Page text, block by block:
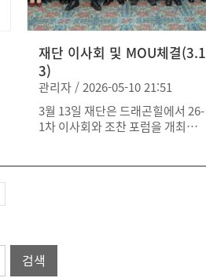
삼성전자, SK하이닉스, SK온, SK
바이오팜, 현대자동차, 기아, LG에
너지솔루션, 롯데인프라셀, 포스코
홀딩스, 한화오션, 한화큐셀, HD현
대일렉트릭, GS건설, 이마트, LS그
룹, 두산밥캣, HyAxiom, 두산로보
틱스, 한국타이어앤테크놀로지, 고
려아연, 효성중공업, HS효성, 상미
당홀딩스, 노루페인트 등이 포함됐
재단 이사회 및 MOU체결(3.1
3)
관리자 / 2026-05-10 21:51
3월 13일 재단은 드래곤힐에서 26-
1차 이사회와 조찬 포럼을 개최하
김석곤, 윤희정, 오종석이 위촉되었
다. 이어 재단은 YA 및 소니아와 상
검색